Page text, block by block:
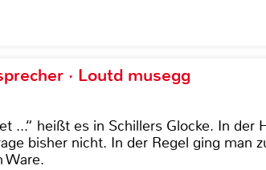
· Loutd musegg
...“ heißt es in Schillers Glocke. In der
bisher nicht. In der Regel ging man
Ware.